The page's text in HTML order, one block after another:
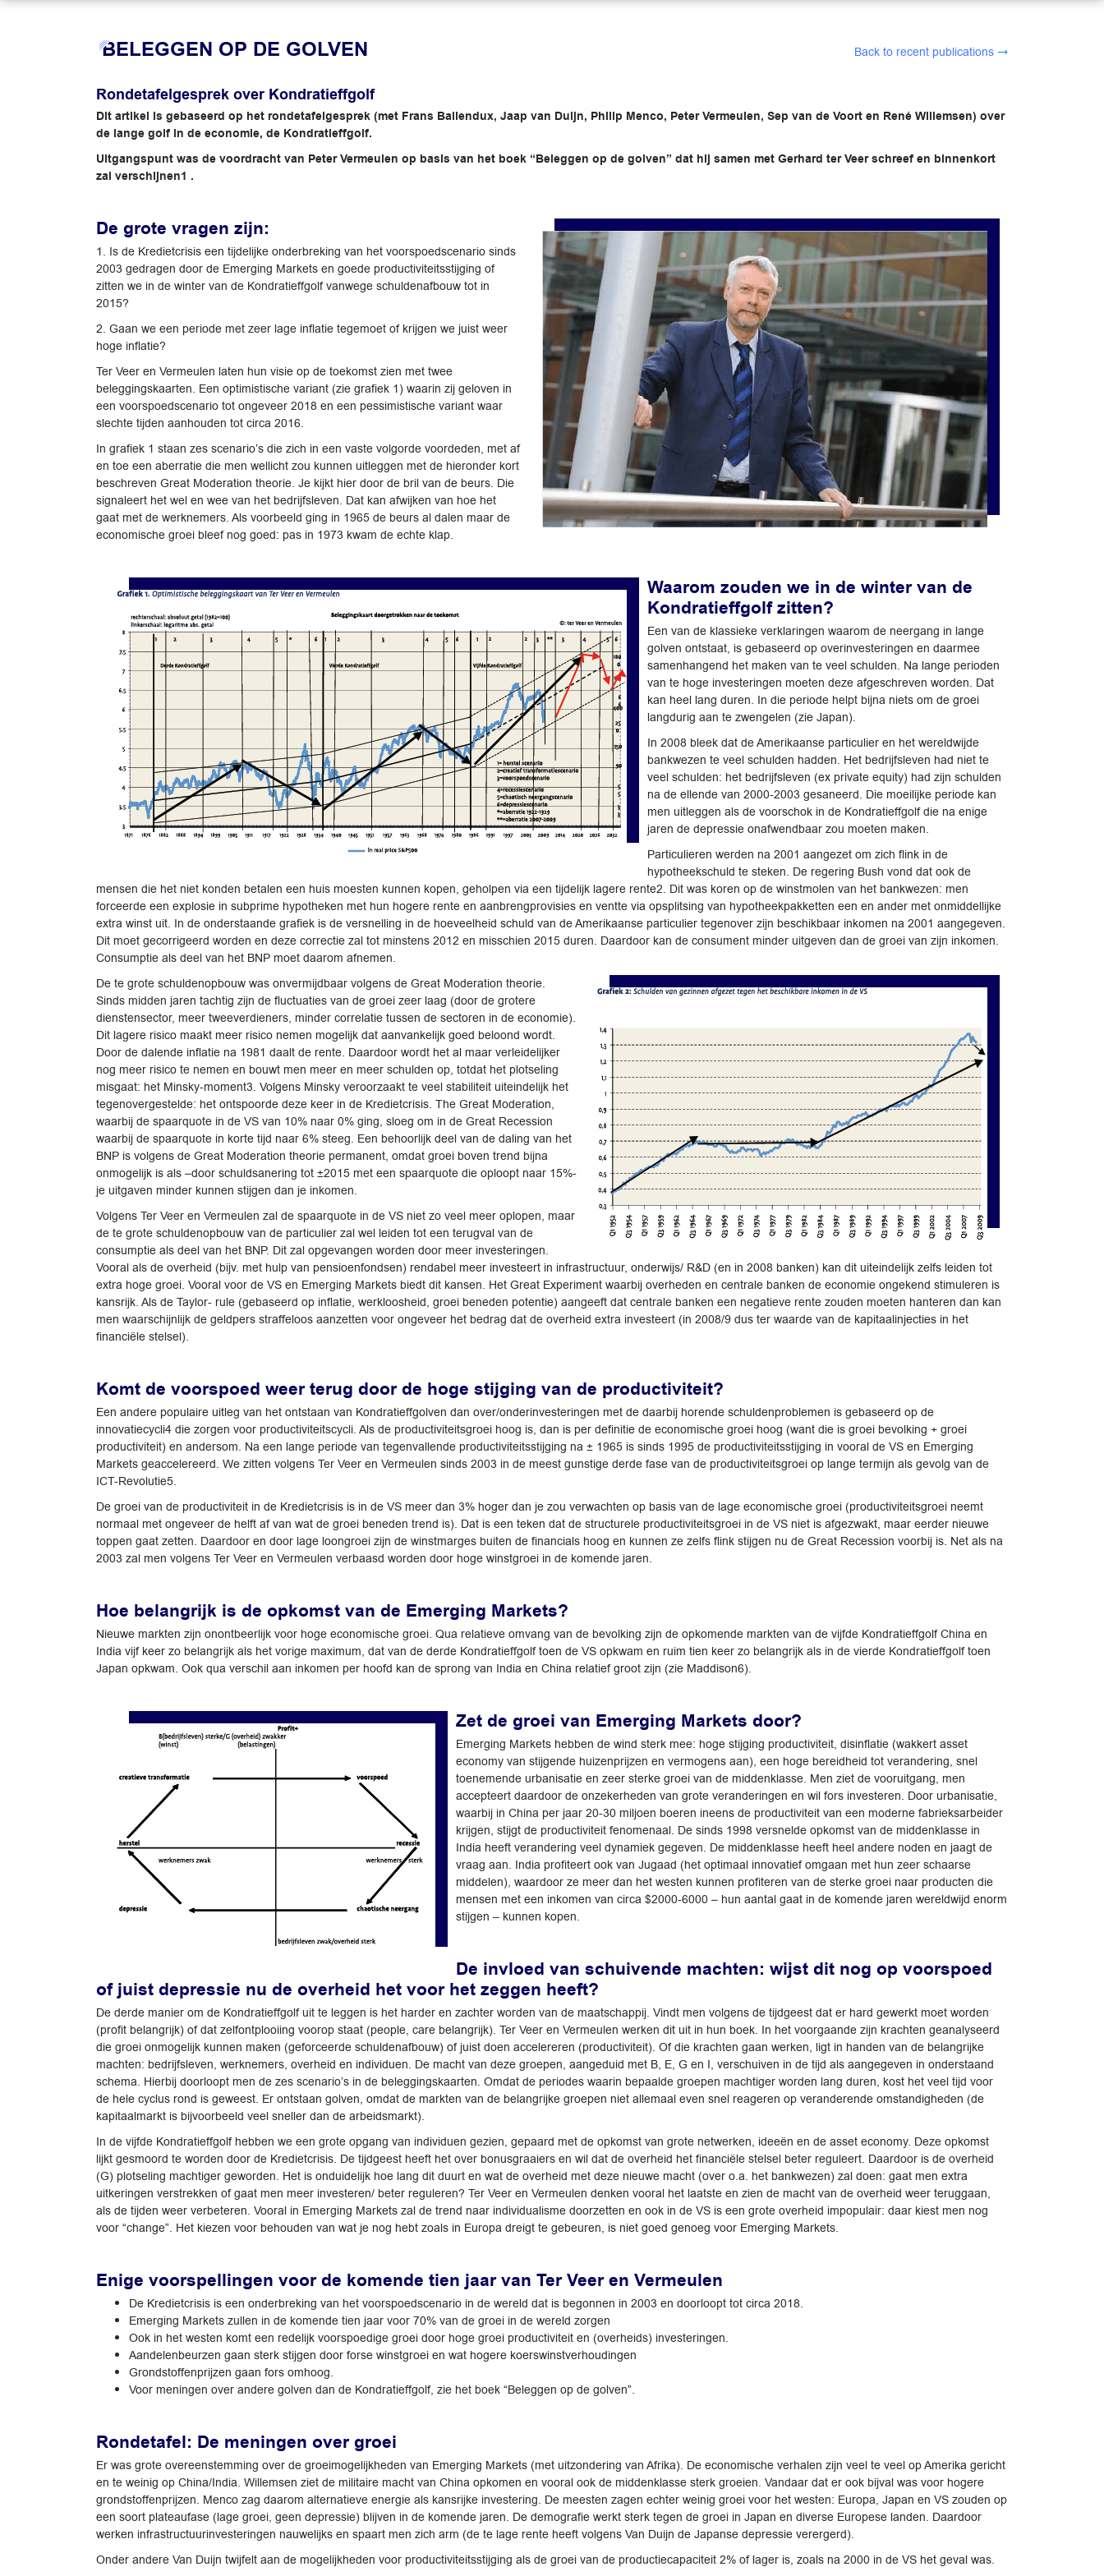
BELEGGEN OP DE GOLVEN Back to recent publications
Ronde­tafelgesprek over Kondratieffgolf
Dit artikel is gebaseerd op het rondetafelgesprek (met Frans Ballendux, Jaap van Duijn, ­Philip Menco, Peter Vermeulen, Sep van de Voort en René Willemsen) over
de lange golf in de economie, de Kondratieff­golf.
Uitgangspunt was de voordracht van Peter Vermeulen op basis van het boek “Beleggen op de golven” dat hij samen met Gerhard ter Veer schreef en binnenkort
zal verschijnen1 .
De grote vragen zijn:
1. Is de Kredietcrisis een tijdelijke onderbreking van het voorspoedscenario sinds
2003 gedragen door de Emerging Markets en goede productiviteitsstijging of
zitten we in de winter van de Kondratieffgolf vanwege schuldenafbouw tot in
2015?
2. Gaan we een periode met zeer lage inflatie tegemoet of krijgen we juist weer
hoge inflatie?
Ter Veer en Vermeulen laten hun visie op de toekomst zien met twee
beleggingskaarten. Een optimistische variant (zie grafiek 1) waarin zij geloven in
een voorspoedscenario tot ongeveer 2018 en een pessimistische variant waar
slechte tijden aanhouden tot circa 2016.
In grafiek 1 staan zes scenario’s die zich in een vaste volgorde voordeden, met af
en toe een aberratie die men wellicht zou kunnen uitleggen met de hieronder kort
beschreven Great Moderation theorie. Je kijkt hier door de bril van de beurs. Die
signaleert het wel en wee van het bedrijfsleven. Dat kan afwijken van hoe het
gaat met de werknemers. Als voorbeeld ging in 1965 de beurs al dalen maar de
economische groei bleef nog goed: pas in 1973 kwam de echte klap.
Waarom zouden we in de winter van de
Kondratieffgolf zitten?
Een van de klassieke verklaringen waarom de neergang in lange
golven ontstaat, is gebaseerd op overinvesteringen en daarmee
samenhangend het maken van te veel schulden. Na lange perioden
van te hoge investeringen moeten deze afgeschreven worden. Dat
kan heel lang duren. In die periode helpt bijna niets om de groei
langdurig aan te zwengelen (zie Japan).
In 2008 bleek dat de Amerikaanse particulier en het wereldwijde
bankwezen te veel schulden hadden. Het bedrijfsleven had niet te
veel schulden: het bedrijfsleven (ex private equity) had zijn schulden
na de ellende van 2000-2003 gesaneerd. Die moeilijke periode kan
men uitleggen als de voorschok in de Kondratieffgolf die na enige
jaren de depressie onafwendbaar zou moeten maken.
Particulieren werden na 2001 aangezet om zich flink in de
hypotheekschuld te steken. De regering Bush vond dat ook de
mensen die het niet konden betalen een huis moesten kunnen kopen, geholpen via een tijdelijk lagere rente2. Dit was koren op de winstmolen van het bankwezen: men
forceerde een explosie in subprime hypotheken met hun hogere rente en aanbrengprovisies en ventte via opsplitsing van hypotheekpakketten een en ander met onmiddellijke
extra winst uit. In de onderstaande grafiek is de versnelling in de hoeveelheid schuld van de Amerikaanse particulier tegenover zijn beschikbaar inkomen na 2001 aangegeven.
Dit moet gecorrigeerd worden en deze correctie zal tot minstens 2012 en misschien 2015 duren. Daardoor kan de consument minder uitgeven dan de groei van zijn inkomen.
Consumptie als deel van het BNP moet daarom afnemen.
De te grote schuldenopbouw was onvermijdbaar volgens de Great Moderation theorie.
Sinds midden jaren tachtig zijn de fluctuaties van de groei zeer laag (door de grotere
dienstensector, meer tweeverdieners, minder correlatie tussen de sectoren in de economie).
Dit lagere risico maakt meer risico nemen mogelijk dat aanvankelijk goed beloond wordt.
Door de dalende inflatie na 1981 daalt de rente. Daardoor wordt het al maar verleidelijker
nog meer risico te nemen en bouwt men meer en meer schulden op, totdat het plotseling
misgaat: het Minsky-moment3. Volgens Minsky veroorzaakt te veel stabiliteit uiteindelijk het
tegenovergestelde: het ontspoorde deze keer in de Kredietcrisis. The Great Moderation,
waarbij de spaarquote in de VS van 10% naar 0% ging, sloeg om in de Great Recession
waarbij de spaarquote in korte tijd naar 6% steeg. Een behoorlijk deel van de daling van het
BNP is volgens de Great Moderation theorie permanent, omdat groei boven trend bijna
onmogelijk is als –door schuldsanering tot ±2015 met een spaarquote die oploopt naar 15%-
je uitgaven minder kunnen stijgen dan je inkomen.
Volgens Ter Veer en Vermeulen zal de spaarquote in de VS niet zo veel meer oplopen, maar
de te grote schuldenopbouw van de particulier zal wel leiden tot een terugval van de
consumptie als deel van het BNP. Dit zal opgevangen worden door meer investeringen.
Vooral als de overheid (bijv. met hulp van pensioenfondsen) rendabel meer investeert in infrastructuur, onderwijs/ R&D (en in 2008 banken) kan dit uiteindelijk zelfs leiden tot
extra hoge groei. Vooral voor de VS en Emerging Markets biedt dit kansen. Het Great Experiment waarbij overheden en centrale banken de economie ongekend stimuleren is
kansrijk. Als de Taylor- rule (gebaseerd op inflatie, werkloosheid, groei beneden potentie) aangeeft dat centrale banken een negatieve rente zouden moeten hanteren dan kan
men waarschijnlijk de geldpers straffeloos aanzetten voor ongeveer het bedrag dat de overheid extra investeert (in 2008/9 dus ter waarde van de kapitaalinjecties in het
financiële stelsel).
Komt de voorspoed weer terug door de hoge stijging van de productiviteit?
Een andere populaire uitleg van het ontstaan van Kondratieffgolven dan over/onderinvesteringen met de daarbij horende schuldenproblemen is gebaseerd op de
innovatiecycli4 die zorgen voor productiviteitscycli. Als de productiviteitsgroei hoog is, dan is per definitie de economische groei hoog (want die is groei bevolking + groei
productiviteit) en andersom. Na een lange periode van tegenvallende productiviteitsstijging na ± 1965 is sinds 1995 de productiviteitsstijging in vooral de VS en Emerging
Markets geaccelereerd. We zitten volgens Ter Veer en Vermeulen sinds 2003 in de meest gunstige derde fase van de productiviteitsgroei op lange termijn als gevolg van de
ICT-Revolutie5.
De groei van de productiviteit in de Kredietcrisis is in de VS meer dan 3% hoger dan je zou verwachten op basis van de lage economische groei (productiviteitsgroei neemt
normaal met ongeveer de helft af van wat de groei beneden trend is). Dat is een teken dat de structurele productiviteitsgroei in de VS niet is afgezwakt, maar eerder nieuwe
toppen gaat zetten. Daardoor en door lage loongroei zijn de winstmarges buiten de financials hoog en kunnen ze zelfs flink stijgen nu de Great Recession voorbij is. Net als na
2003 zal men volgens Ter Veer en Vermeulen verbaasd worden door hoge winstgroei in de komende jaren.
Hoe belangrijk is de opkomst van de Emerging Markets?
Nieuwe markten zijn onontbeerlijk voor hoge economische groei. Qua relatieve omvang van de bevolking zijn de opkomende markten van de vijfde Kondratieffgolf China en
India vijf keer zo belangrijk als het vorige maximum, dat van de derde Kondratieffgolf toen de VS opkwam en ruim tien keer zo belangrijk als in de vierde Kondratieffgolf toen
Japan opkwam. Ook qua verschil aan inkomen per hoofd kan de sprong van India en China relatief groot zijn (zie Maddison6).
Zet de groei van Emerging Markets door?
Emerging Markets hebben de wind sterk mee: hoge stijging productiviteit, disinflatie (wakkert asset
economy van stijgende huizenprijzen en vermogens aan), een hoge bereidheid tot verandering, snel
toenemende urbanisatie en zeer sterke groei van de middenklasse. Men ziet de vooruitgang, men
accepteert daardoor de onzekerheden van grote veranderingen en wil fors investeren. Door urbanisatie,
waarbij in China per jaar 20-30 miljoen boeren ineens de productiviteit van een moderne fabrieksarbeider
krijgen, stijgt de productiviteit fenomenaal. De sinds 1998 versnelde opkomst van de middenklasse in
India heeft verandering veel dynamiek gegeven. De middenklasse heeft heel andere noden en jaagt de
vraag aan. India profiteert ook van Jugaad (het optimaal innovatief omgaan met hun zeer schaarse
middelen), waardoor ze meer dan het westen kunnen profiteren van de sterke groei naar producten die
mensen met een inkomen van circa $2000-6000 – hun aantal gaat in de komende jaren wereldwijd enorm
stijgen – kunnen kopen.
De invloed van schuivende machten: wijst dit nog op voorspoed
of juist depressie nu de overheid het voor het zeggen heeft?
De derde manier om de Kondratieffgolf uit te leggen is het harder en zachter worden van de maatschappij. Vindt men volgens de tijdgeest dat er hard gewerkt moet worden
(profit belangrijk) of dat zelfontplooiing voorop staat (people, care belangrijk). Ter Veer en Vermeulen werken dit uit in hun boek. In het voorgaande zijn krachten geanalyseerd
die groei onmogelijk kunnen maken (geforceerde schuldenafbouw) of juist doen accelereren (productiviteit). Of die krachten gaan werken, ligt in handen van de belangrijke
machten: bedrijfsleven, werknemers, overheid en individuen. De macht van deze groepen, aangeduid met B, E, G en I, verschuiven in de tijd als aangegeven in onderstaand
schema. Hierbij doorloopt men de zes scenario’s in de beleggingskaarten. Omdat de periodes waarin bepaalde groepen machtiger worden lang duren, kost het veel tijd voor
de hele cyclus rond is geweest. Er ontstaan golven, omdat de markten van de belangrijke groepen niet allemaal even snel reageren op veranderende omstandigheden (de
kapitaalmarkt is bijvoorbeeld veel sneller dan de arbeidsmarkt).
In de vijfde Kondratieffgolf hebben we een grote opgang van individuen gezien, gepaard met de opkomst van grote netwerken, ideeën en de asset economy. Deze opkomst
lijkt gesmoord te worden door de Kredietcrisis. De tijdgeest heeft het over bonusgraaiers en wil dat de overheid het financiële stelsel beter reguleert. Daardoor is de overheid
(G) plotseling machtiger geworden. Het is onduidelijk hoe lang dit duurt en wat de overheid met deze nieuwe macht (over o.a. het bankwezen) zal doen: gaat men extra
uitkeringen verstrekken of gaat men meer investeren/ beter reguleren? Ter Veer en Vermeulen denken vooral het laatste en zien de macht van de overheid weer teruggaan,
als de tijden weer verbeteren. Vooral in Emerging Markets zal de trend naar individualisme doorzetten en ook in de VS is een grote overheid impopulair: daar kiest men nog
voor “change”. Het kiezen voor behouden van wat je nog hebt zoals in Europa dreigt te gebeuren, is niet goed genoeg voor Emerging Markets.
Enige voorspellingen voor de komende tien jaar van Ter Veer en Vermeulen
De Kredietcrisis is een onderbreking van het voorspoedscenario in de wereld dat is begonnen in 2003 en doorloopt tot circa 2018.
Emerging Markets zullen in de komende tien jaar voor 70% van de groei in de wereld zorgen
Ook in het westen komt een redelijk voorspoedige groei door hoge groei productiviteit en (overheids) investeringen.
Aandelenbeurzen gaan sterk stijgen door forse winstgroei en wat hogere koerswinstverhoudingen
Grondstoffenprijzen gaan fors omhoog.
Voor meningen over andere golven dan de Kondratieffgolf, zie het boek “Beleggen op de golven”.
Rondetafel: De meningen over groei
Er was grote overeenstemming over de groeimogelijkheden van Emerging Markets (met uitzondering van Afrika). De economische verhalen zijn veel te veel op Amerika gericht
en te weinig op China/India. Willemsen ziet de militaire macht van China opkomen en vooral ook de middenklasse sterk groeien. Vandaar dat er ook bijval was voor hogere
grondstoffenprijzen. Menco zag daarom alternatieve energie als kansrijke investering. De meesten zagen echter weinig groei voor het westen: Europa, Japan en VS zouden op
een soort plateaufase (lage groei, geen depressie) blijven in de komende jaren. De demografie werkt sterk tegen de groei in Japan en diverse Europese landen. Daardoor
werken infrastructuurinvesteringen nauwelijks en spaart men zich arm (de te lage rente heeft volgens Van Duijn de Japanse depressie verergerd).
Onder andere Van Duijn twijfelt aan de mogelijkheden voor productiviteitsstijging als de groei van de productiecapaciteit 2% of lager is, zoals na 2000 in de VS het geval was.